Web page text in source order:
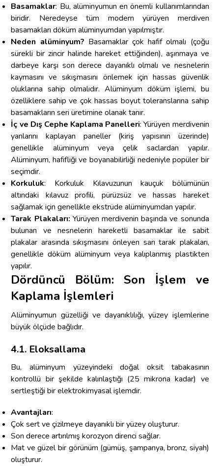
Basamaklar: Bu, alüminyumun en önemli kullanımlarından
biridir. Neredeyse tüm modern yürüyen merdiven
basamakları döküm alüminyumdan yapılmıştır.
Neden alüminyum? Basamaklar çok hafif olmalı (çoğu
sürekli bir zincir halinde hareket ettiğinden), aşınmaya ve
darbeye karşı son derece dayanıklı olmalı ve nesnelerin
kaymasını ve sıkışmasını önlemek için hassas güvenlik
oluklarına sahip olmalıdır. Alüminyum döküm işlemi, bu
özelliklere sahip ve çok hassas boyut toleranslarına sahip
basamakların seri üretimine olanak tanır.
İç ve Dış Cephe Kaplama Panelleri: Yürüyen merdivenin
yanlarını kaplayan paneller (kiriş yapısının üzerinde)
genellikle alüminyum veya çelik saclardan yapılır.
Alüminyum, hafifliği ve boyanabilirliği nedeniyle popüler bir
seçimdir.
Korkuluk: Korkuluk Kılavuzunun kauçuk bölümünün
altındaki kılavuz profili, pürüzsüz ve hassas hareket
sağlamak için genellikle ekstrüde alüminyumdan yapılır.
Tarak Plakaları: Yürüyen merdivenin başında ve sonunda
bulunan ve nesnelerin hareketli basamaklar ile sabit
plakalar arasında sıkışmasını önleyen sarı tarak plakaları,
genellikle döküm alüminyum veya kalıplanmış plastikten
yapılır.
Dördüncü Bölüm: Son İşlem ve
Kaplama İşlemleri
Alüminyumun güzelliği ve dayanıklılığı, yüzey işlemlerine
büyük ölçüde bağlıdır.
4.1. Eloksallama
Bu, alüminyum yüzeyindeki doğal oksit tabakasının
kontrollü bir şekilde kalınlaştığı (25 mikrona kadar) ve
sertleştiği bir elektrokimyasal işlemdir.
Avantajları:
Çok sert ve çizilmeye dayanıklı bir yüzey oluşturur.
Son derece artırılmış korozyon direnci sağlar.
Mat ve güzel bir görünüm (gümüş, şampanya, bronz, siyah)
oluşturur.